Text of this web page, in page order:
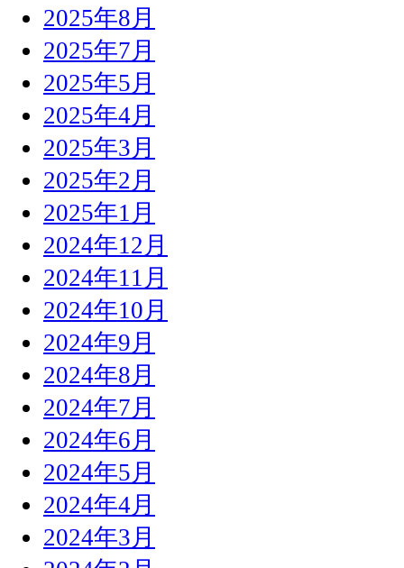
2025年8月
2025年7月
2025年5月
2025年4月
2025年3月
2025年2月
2025年1月
2024年12月
2024年11月
2024年10月
2024年9月
2024年8月
2024年7月
2024年6月
2024年5月
2024年4月
2024年3月